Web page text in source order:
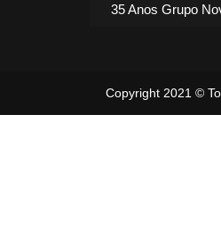
35 Anos Grupo
Copyright 2021 ©